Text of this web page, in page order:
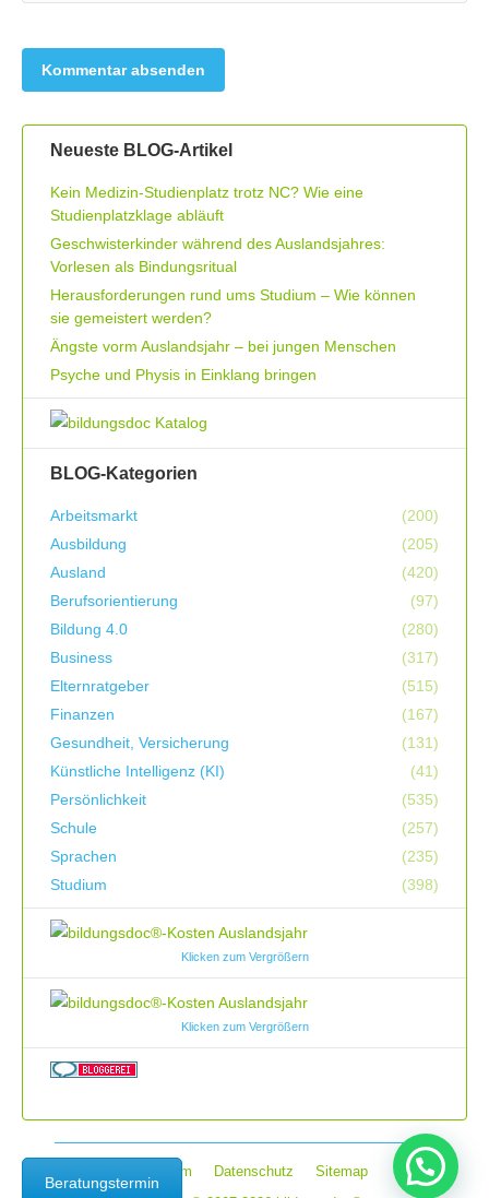
Neueste BLOG-Artikel
Kein Medizin-Studienplatz trotz NC? Wie eine
Studienplatzklage abläuft
Geschwisterkinder während des Auslandsjahres:
Vorlesen als Bindungsritual
Herausforderungen rund ums Studium – Wie können
sie gemeistert werden?
Ängste vorm Auslandsjahr – bei jungen Menschen
Psyche und Physis in Einklang bringen
BLOG-Kategorien
Arbeitsmarkt
(200)
Ausbildung
(205)
Ausland
(420)
Berufsorientierung
(97)
Bildung 4.0
(280)
Business
(317)
Elternratgeber
(515)
Finanzen
(167)
Gesundheit, Versicherung
(131)
Künstliche Intelligenz (KI)
(41)
Persönlichkeit
(535)
Schule
(257)
Sprachen
(235)
Studium
(398)
Klicken zum Vergrößern
Klicken zum Vergrößern
Impressum Datenschutz
Sitemap
Beratungstermin